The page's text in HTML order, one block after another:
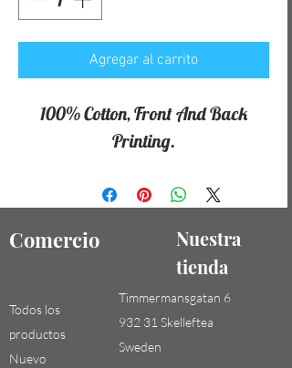
Agregar al carrito
100% Cotton, Front And Back
Printing.
Comercio
Nuestra
tienda
Todos los
productos
Nuevo
Timmermansgatan 6
932 31 Skelleftea
Sweden